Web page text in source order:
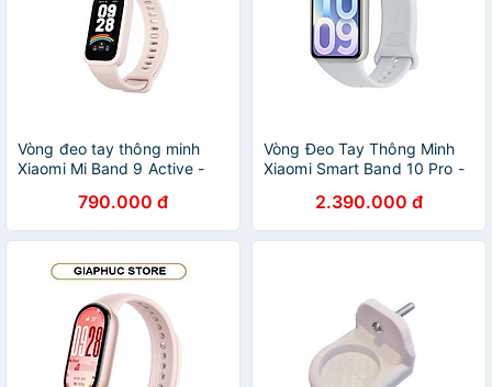
Vòng đeo tay thông minh
Xiaomi Mi Band 9 Active -
790.000 đ
Vòng Đeo Tay Thông Minh
Xiaomi Smart Band 10 Pro -
2.390.000 đ